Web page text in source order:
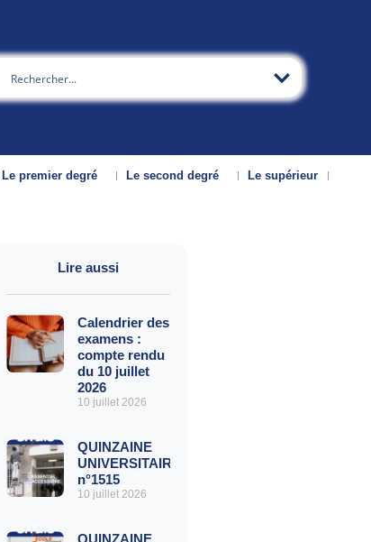
Le premier degré Le second degré
Le supérieur
Lire aussi
Calendrier des
examens :
compte rendu
du 10 juillet
2026
10 juillet 2026
QUINZAINE
UNIVERSITAIRE
n°1515
10 juillet 2026
QUINZAINE